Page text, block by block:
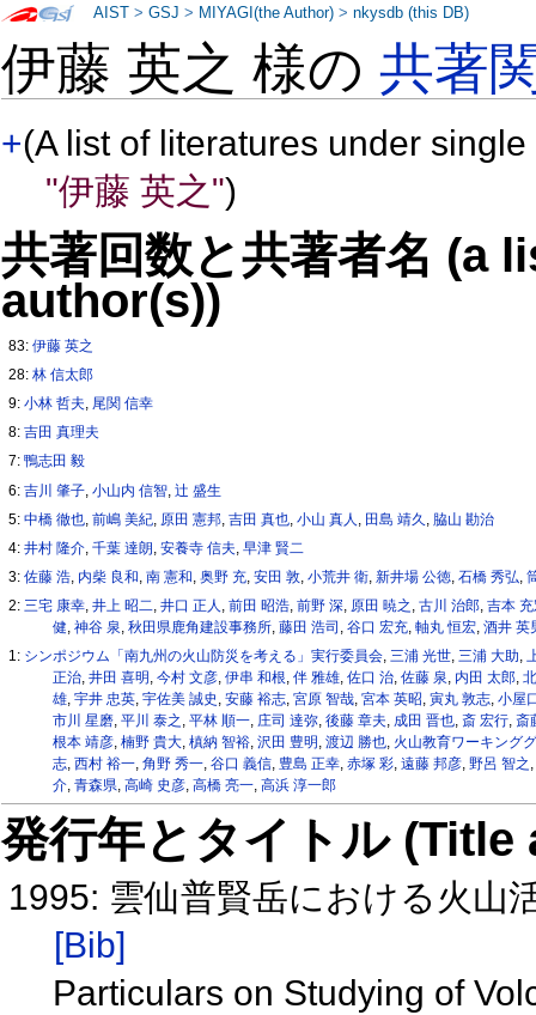
伊藤 英之 様の共著
+(A list of literatures under
"伊藤 英之")
共著回数と共著者名 (a
author(s))
83:伊藤 英之
28:林 信太郎
9:小林 哲夫, 尾関 信幸
8:吉田 真理夫
7:鴨志田 毅
6:吉川 肇子 ,小山内 信智 ,辻 盛生
5:中橋 徹也 ,前嶋 美紀 原田 憲邦 ,吉田 真也 ,小山 真人 田島 靖久
脇山 勘治
4:井村 隆介 ,千葉 達朗 ,安養寺 信夫 ,早津 賢二
3:佐藤 浩 内柴 良和 ,南 憲和 ,奥野 充 ,安田 敦 ,小荒井 衛 ,新井場 公徳 ,石橋 秀弘 ,
2: 三宅 康幸 ,井上 昭二 ,井口 正人 ,前田 昭浩 ,前野 深 原田 暁之 ,古川 治郎 ,吉本
健 神谷 泉 秋田県鹿角建設事務所, 藤田 浩司 谷口 宏充, 軸丸 恒宏, 酒井 英
1: シンポジウム「南九州の火山防災を考える」実行委員会 三浦 光世 三浦 大助
正治, 井田 喜明 今村 文彦, 伊串 和根 伴 雅雄, 佐口 治, 佐藤 泉 内田 太郎,
雄, 宇井 忠英, 宇佐美 誠史 安藤 裕志, 宮原 智哉, 宮本 英昭 寅丸 敦志, 小屋
市川 星磨, 平川 泰之 平林 順一, 庄司 達弥, 後藤 章夫 成田 晋也, 斎 宏行, 斎
根本 靖彦, 楠野 貴大, 槙納 智裕, 沢田 豊明 渡辺 勝也, 火山教育ワーキング
志, 西村 裕一, 角野 秀一, 谷口 義信, 豊島 正幸, 赤塚 彩, 遠藤 邦彦, 野呂 智之
介, 青森県 高崎 史彦, 高橋 亮一, 高浜 淳一郎
発行年とタイトル
1995: 雲仙普賢岳における火山
[Bib]
Particulars on Studying of
AIST >GSJ > MIYAGI(the Author) >nkysdb (this DB)